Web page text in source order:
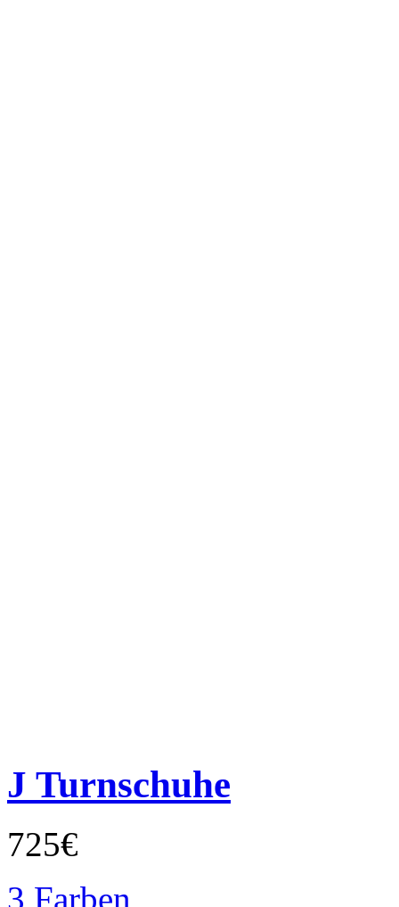
J Turnschuhe
725€
3 Farben